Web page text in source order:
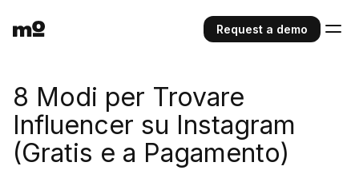
Request a demo
8 Modi per Trovare
Influencer su Instagram
(Gratis e a Pagamento)